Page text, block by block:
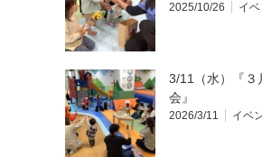
2025/10/26 イベ
3/11（水）『３
会』
2026/3/11 イベ